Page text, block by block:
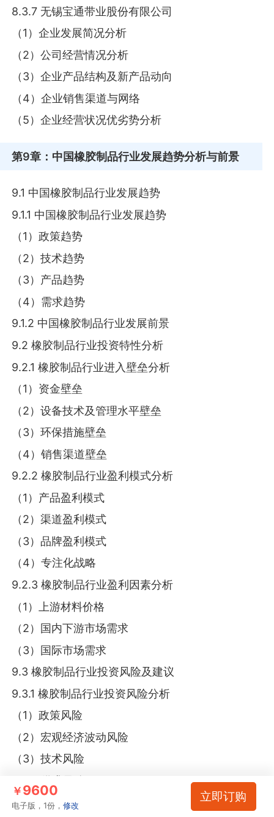
8.3.7 无锡宝通带业股份有限公司
（1）企业发展简况分析
（2）公司经营情况分析
（3）企业产品结构及新产品动向
（4）企业销售渠道与网络
（5）企业经营状况优劣势分析
第9章 ：中国橡胶制品行业发展趋势分析与前景
9.1 中国橡胶制品行业发展趋势
9.1.1 中国橡胶制品行业发展趋势
（1）政策趋势
（2）技术趋势
（3）产品趋势
（4）需求趋势
9.1.2 中国橡胶制品行业发展前景
9.2 橡胶制品行业投资特性分析
9.2.1 橡胶制品行业进入壁垒分析
（1）资金壁垒
（2）设备技术及管理水平壁垒
（3）环保措施壁垒
（4）销售渠道壁垒
9.2.2 橡胶制品行业盈利模式分析
（1）产品盈利模式
（2）渠道盈利模式
（3）品牌盈利模式
（4）专注化战略
9.2.3 橡胶制品行业盈利因素分析
（1）上游材料价格
（2）国内下游市场需求
（3）国际市场需求
9.3 橡胶制品行业投资风险及建议
9.3.1 橡胶制品行业投资风险分析
（1）政策风险
（2）宏观经济波动风险
（3）技术风险
（5）原材料价格波动风险
￥9600
电子版，1份，修改
立即订购